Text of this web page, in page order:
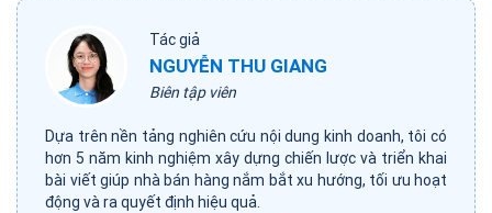
Tác giả
NGUYỄN THU GIANG
Biên tập viên
Dựa trên nền tảng nghiên cứu nội dung kinh doanh, tôi có
hơn 5 năm kinh nghiệm xây dựng chiến lược và triển khai
bài viết giúp nhà bán hàng nắm bắt xu hướng, tối ưu hoạt
động và ra quyết định hiệu quả.